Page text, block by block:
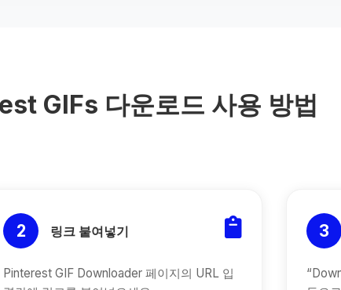
GIFs 다운로드 사용 방법
2 링크 붙여넣기
Pinterest GIF Downloader 페이지의 URL 입
3